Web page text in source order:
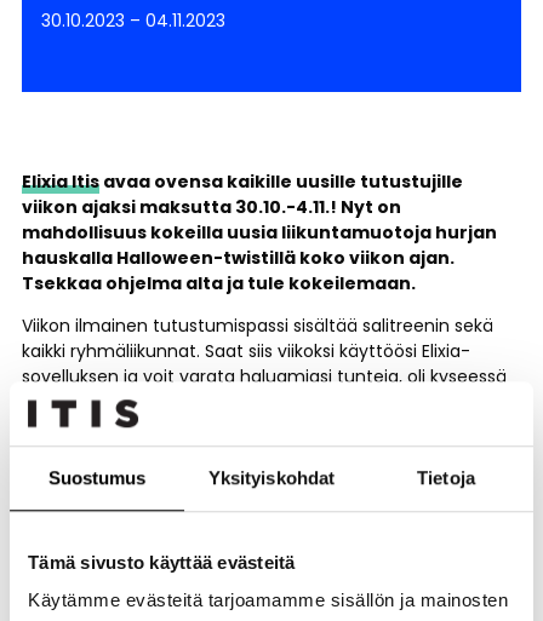
Suostumus Yksityiskohdat Tietoja
Tämä sivusto käyttää evästeitä
Käytämme evästeitä tarjoamamme sisällön ja mainosten
30.10.2023 – 04.11.2023
Elixia Itis avaa ovensa kaikille uusille tutustujille
viikon ajaksi maksutta 30.10.-4.11.! Nyt on
mahdollisuus kokeilla uusia liikuntamuotoja hurjan
hauskalla Halloween-twistillä koko viikon ajan.
Tsekkaa ohjelma alta ja tule kokeilemaan.
Viikon ilmainen tutustumispassi sisältää salitreenin sekä
kaikki ryhmäliikunnat. Saat siis viikoksi käyttöösi Elixia-
sovelluksen ja voit varata haluamiasi tunteja, oli kyseessä
sitten Halloween-teemainen erikoistunti tai tavallinen
ryhmäliikuntatunti. Riippuen tunnista, Halloween näkyy
esimerkiksi henkilökunnan pukeutumisessa, musiikissa
ja/tai koristeluissa.
”Toivotan tervetulleeksi kaikki meidän Halloween viikolle!
Aikuisenakin on lupa heittäytyä ja hullutella, eikä